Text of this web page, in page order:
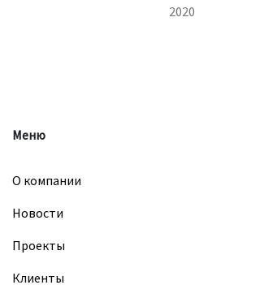
2020
Меню
О компании
Новости
Проекты
Клиенты